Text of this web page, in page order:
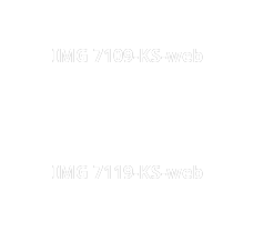
IMG 7109-KS-web
IMG 7119-KS-web